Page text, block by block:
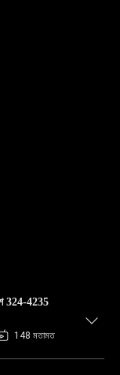
148 মতামত